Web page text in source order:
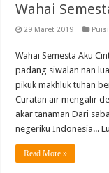
Wahai
29 Maret 2019 Puisi
Wahai Semesta Aku
padang siwalan nan
pikuk makhluk tuhan
Curatan air mengalir
akar tanaman Dari
negeriku Indonesia...
Read More »